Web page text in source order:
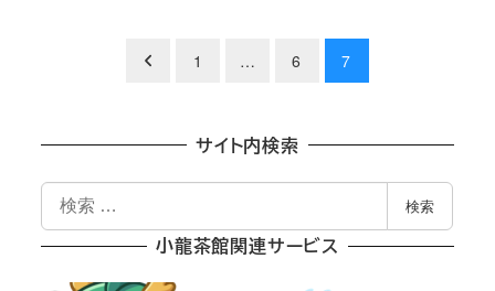
の
ペ
ー
1 … 6 7
サイト内検索
索
検索
小龍茶館関連サービス